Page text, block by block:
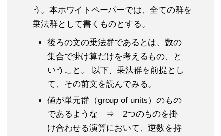
う。本ホワイトペーパーでは、全ての群を
乗法群として書くものとする。
後ろの文の乗法群であるとは、数の
集合で掛け算だけを考えるもの、と
いうこと。 以下、乗法群を前提とし
て、その前文を読んでみる。
値が単元群（group of units）のもの
であるような ⇒ 2つのものを掛
け合わせる演算において、逆数を持